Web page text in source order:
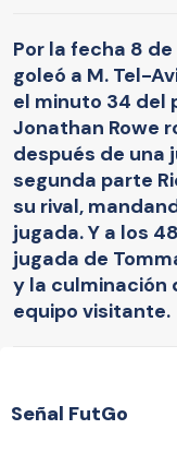
Por la fecha 8
goleó a M. Tel-
el minuto 34 del
Jonathan Rowe
después de una
segunda parte
su rival,
jugada. Y a los
jugada de
y la culminación
equipo visitante.
Señal FutGo